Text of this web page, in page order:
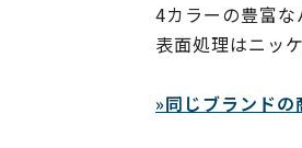
4カラーの豊富
表面処理はニッ
»同じブランドの